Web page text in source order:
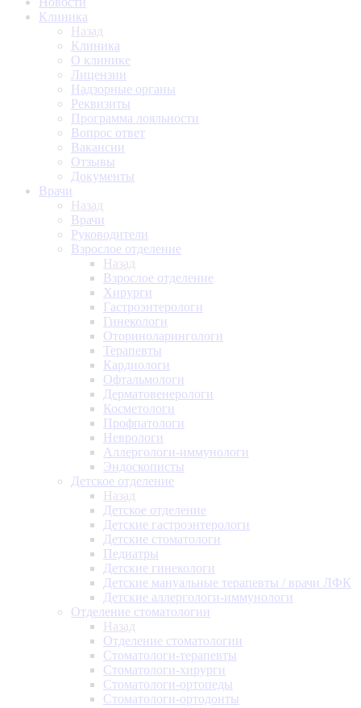
Клиника
Назад
Клиника
О клинике
Лицензии
Надзорные органы
Реквизиты
Программа лояльности
Вопрос ответ
Вакансии
Отзывы
Документы
Врачи
Назад
Врачи
Руководители
Взрослое отделение
Назад
Взрослое отделение
Хирурги
Гастроэнтерологи
Гинекологи
Оториноларингологи
Терапевты
Кардиологи
Офтальмологи
Дерматовенерологи
Косметологи
Профпатологи
Неврологи
Аллергологи-иммунологи
Эндоскописты
Детское отделение
Назад
Детское отделение
Детские гастроэнтерологи
Детские стоматологи
Педиатры
Детские гинекологи
Детские мануальные терапевты / врачи ЛФК
Детские аллергологи-иммунологи
Отделение стоматологии
Назад
Отделение стоматологии
Стоматологи-терапевты
Стоматологи-хирурги
Стоматологи-ортопеды
Стоматологи-ортодонты